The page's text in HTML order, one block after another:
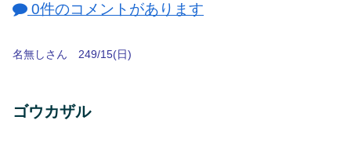
0件のコメントがあります
名無しさん 249/15(日)
ゴウカザル